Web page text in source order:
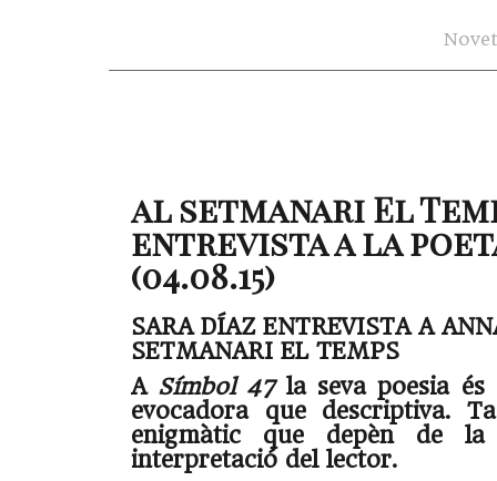
al setmanari El
entrevista a la
(04.08.15)
SARA DÍAZ ENTREVISTA A
SETMANARI EL TEMPS
ASímbol 47la seva poesia és
evocadora que descriptiva.
enigmàtic que depèn de
interpretació del lector.